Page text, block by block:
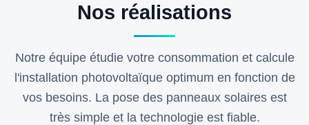
Nos réalisations
Notre équipe étudie votre consommation et calcule
l'installation photovoltaïque optimum en fonction de
vos besoins. La pose des panneaux solaires est
très simple et la technologie est fiable.